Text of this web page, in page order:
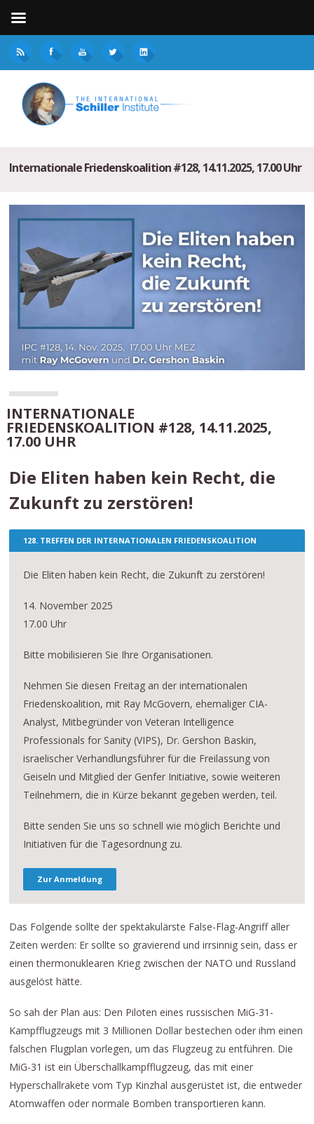
Internationale Friedenskoalition #128, 14.11.2025, 17.00 Uhr
INTERNATIONALE
FRIEDENSKOALITION #128, 14.11.2025,
17.00 UHR
Die Eliten haben kein Recht, die
Zukunft zu zerstören!
128. TREFFEN DER INTERNATIONALEN FRIEDENSKOALITION
Die Eliten haben kein Recht, die Zukunft zu zerstören!
14. November 2025
17.00 Uhr
Bitte mobilisieren Sie Ihre Organisationen.
Nehmen Sie diesen Freitag an der internationalen
Friedenskoalition, mit Ray McGovern, ehemaliger CIA-
Analyst, Mitbegründer von Veteran Intelligence
Professionals for Sanity (VIPS), Dr. Gershon Baskin,
israelischer Verhandlungsführer für die Freilassung von
Geiseln und Mitglied der Genfer Initiative, sowie weiteren
Teilnehmern, die in Kürze bekannt gegeben werden, teil.
Bitte senden Sie uns so schnell wie möglich Berichte und
Initiativen für die Tagesordnung zu.
Zur Anmeldung
Das Folgende sollte der spektakulärste False-Flag-Angriff aller
Zeiten werden: Er sollte so gravierend und irrsinnig sein, dass er
einen thermonuklearen Krieg zwischen der NATO und Russland
ausgelöst hätte.
So sah der Plan aus: Den Piloten eines russischen MiG-31-
Kampfflugzeugs mit 3 Millionen Dollar bestechen oder ihm einen
falschen Flugplan vorlegen, um das Flugzeug zu entführen. Die
MiG-31 ist ein Überschallkampfflugzeug, das mit einer
Hyperschallrakete vom Typ Kinzhal ausgerüstet ist, die entweder
Atomwaffen oder normale Bomben transportieren kann.